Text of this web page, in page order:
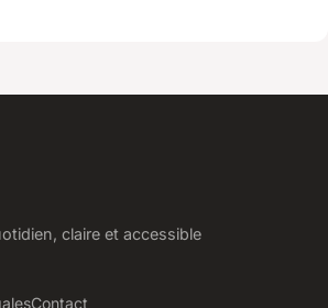
claire et accessible
Contact